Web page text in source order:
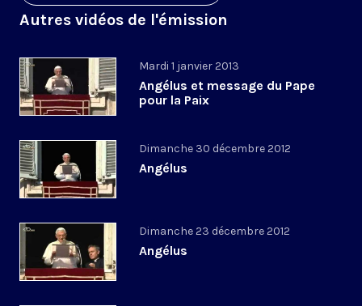
Autres vidéos de l'émission
Mardi 1 janvier 2013
Angélus et message du Pape
pour la Paix
Dimanche 30 décembre 2012
Angélus
Dimanche 23 décembre 2012
Angélus